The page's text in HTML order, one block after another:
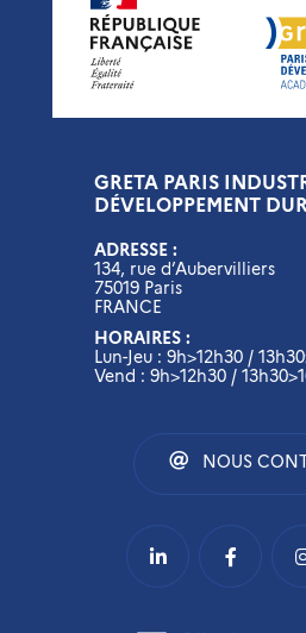
GRETA PARIS
DÉVELOPPEMENT
ADRESSE :
134, rue d’Aubervilliers
75019 Paris
FRANCE
HORAIRES :
Lun-Jeu : 9h>12h30 /
Vend : 9h>12h30 /
NOUS